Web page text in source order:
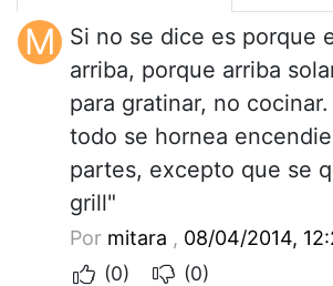
M Si no se dice es porque
arriba, porque arriba
para gratinar, no
todo se hornea
partes, excepto que se
grill"
Por mitara , 08/04/2014,
(0)
(0)